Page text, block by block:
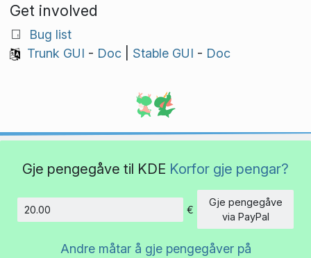
Get involved
Bug list
Trunk GUI - Doc| Stable GUI - Doc
Gje pengegåve til KDE Korfor gje pengar?
€
Gje pengegåve
via PayPal
Andre måtar å gje pengegåver på